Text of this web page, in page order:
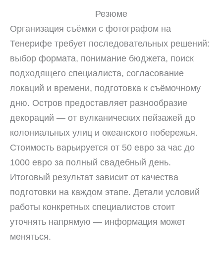
Резюме
Организация съёмки с фотографом на
Тенерифе требует последовательных решений:
выбор формата, понимание бюджета, поиск
подходящего специалиста, согласование
локаций и времени, подготовка к съёмочному
дню. Остров предоставляет разнообразие
декораций — от вулканических пейзажей до
колониальных улиц и океанского побережья.
Стоимость варьируется от 50 евро за час до
1000 евро за полный свадебный день.
Итоговый результат зависит от качества
подготовки на каждом этапе. Детали условий
работы конкретных специалистов стоит
уточнять напрямую — информация может
меняться.